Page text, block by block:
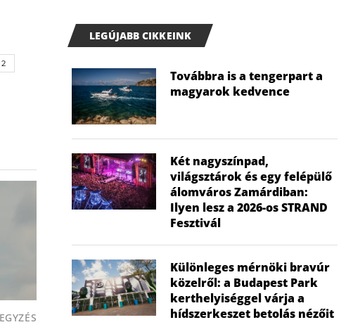
LEGÚJABB CIKKEINK
Továbbra is a tengerpart a
magyarok kedvence
Két nagyszínpad,
világsztárok és egy felépülő
álomváros Zamárdiban:
Ilyen lesz a 2026-os STRAND
Fesztivál
Különleges mérnöki bravúr
közelről: a Budapest Park
kerthelyiséggel várja a
hídszerkeszet betolás nézőit